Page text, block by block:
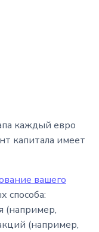
каждый евро
капитала имеет
вашего
способа:
(например,
(например,